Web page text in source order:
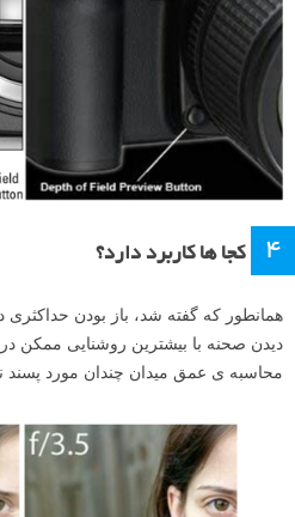
۴ کجا ها کاربرد دارد؟
همانطور که گفته شد، باز بودن
دیدن صحنه با بیشترین روشنایی ممکن
محاسبه ی عمق میدان چندان مورد پسند